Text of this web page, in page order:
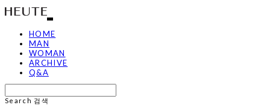
HOME
MAN
WOMAN
ARCHIVE
Q&A
Search 검색